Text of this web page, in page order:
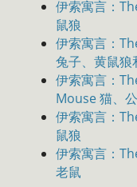
伊索寓言：
鼠狼
伊索寓言：
兔子、黄鼠狼
伊索寓言：
Mouse 猫、
伊索寓言：
鼠狼
伊索寓言：
老鼠